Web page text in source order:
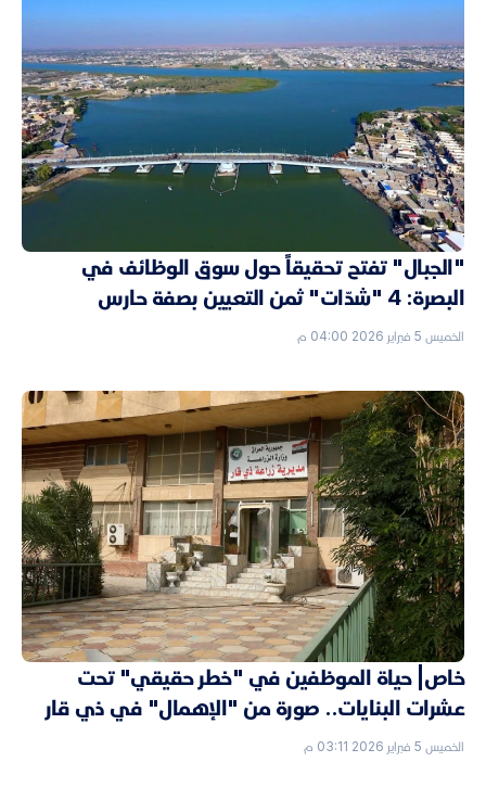
"الجبال" تفتح تحقيقاً حول سوق الوظائف في
البصرة: 4 "شدّات" ثمن التعيين بصفة حارس
الخميس 5 فبراير 2026 04:00 م
خاص| حياة الموظفين في "خطر حقيقي" تحت
عشرات البنايات.. صورة من "الإهمال" في ذي قار
الخميس 5 فبراير 2026 03:11 م